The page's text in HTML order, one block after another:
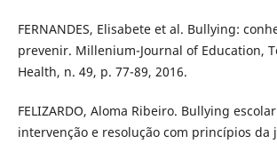
FERNANDES, Elisabete et al. Bullying:
prevenir. Millenium-Journal of Education,
Health, n. 49, p. 77-89, 2016.
FELIZARDO, Aloma Ribeiro. Bullying
intervenção e resolução com princípios da